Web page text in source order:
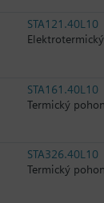
STA121.40L10
STA161.40L10
Termický
STA326.40L10
Termický